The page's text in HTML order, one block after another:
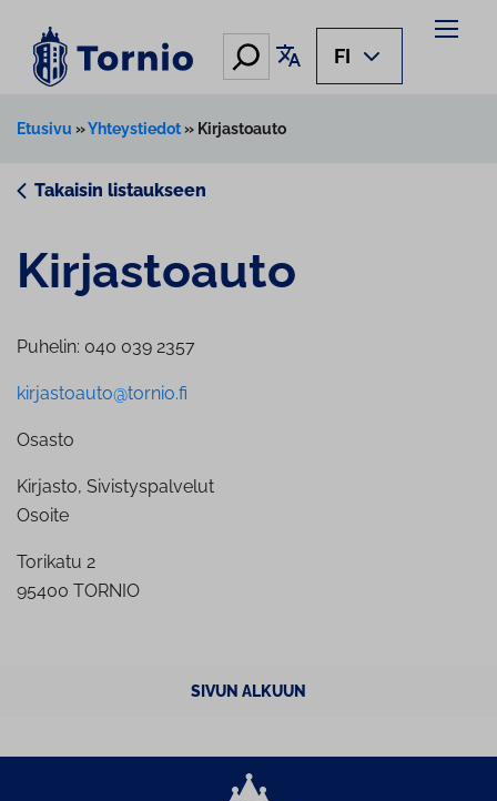
sisältöön
Hae Käännä sivu
FI
Etusivu »Yhteystiedot» Kirjastoauto
Takaisin listaukseen
Kir­jas­toau­to
Puhelin: 040 039 2357
kirjastoauto@tornio.fi
Osasto
Kirjasto, Sivistyspalvelut
Osoite
Torikatu 2
95400 TORNIO
SIVUN ALKUUN